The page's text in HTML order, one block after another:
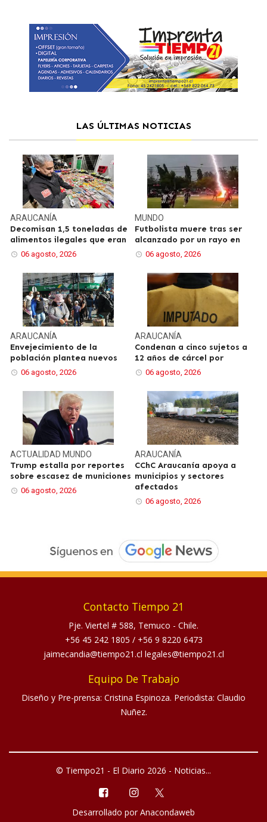
LAS ÚLTIMAS NOTICIAS
ARAUCANÍA
Decomisan 1,5 toneladas de
alimentos ilegales que eran
06 agosto, 2026
MUNDO
Futbolista muere tras ser
alcanzado por un rayo en
06 agosto, 2026
ARAUCANÍA
Envejecimiento de la
población plantea nuevos
06 agosto, 2026
ARAUCANÍA
Condenan a cinco sujetos a
12 años de cárcel por
06 agosto, 2026
ACTUALIDAD MUNDO
Trump estalla por reportes
sobre escasez de municiones
06 agosto, 2026
ARAUCANÍA
CChC Araucanía apoya a
municipios y sectores
afectados
06 agosto, 2026
Contacto Tiempo 21
Pje. Viertel # 588, Temuco - Chile.
+56 45 242 1805 / +56 9 8220 6473
jaimecandia@tiempo21.cl legales@tiempo21.cl
Equipo De Trabajo
Diseño y Pre-prensa: Cristina Espinoza. Periodista: Claudio
Nuñez.
© Tiempo21 - El Diario 2026 - Noticias...
Desarrollado por Anacondaweb